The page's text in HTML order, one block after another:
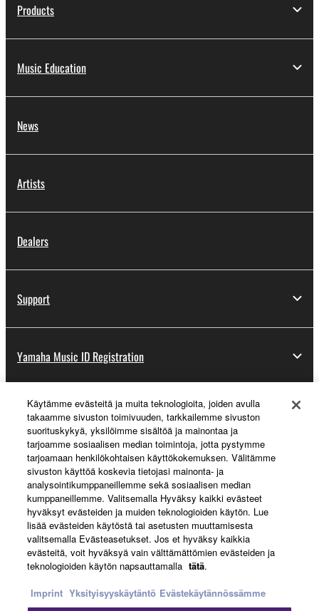
Products
Music Education
News
Artists
Dealers
Support
Yamaha Music ID Registration
About Yamaha
Suomi - English
Business
Käytämme evästeitä ja muita teknologioita, joiden avulla
takaamme sivuston toimivuuden, tarkkailemme sivuston
suorituskykyä, yksilöimme sisältöä ja mainontaa ja
tarjoamme sosiaalisen median toimintoja, jotta pystymme
tarjoamaan henkilökohtaisen käyttökokemuksen. Välitämme
sivuston käyttöä koskevia tietojasi mainonta- ja
analysointikumppaneillemme sekä sosiaalisen median
kumppaneillemme. Valitsemalla Hyväksy kaikki evästeet
hyväksyt evästeiden ja muiden teknologioiden käytön. Lue
lisää evästeiden käytöstä tai asetusten muuttamisesta
valitsemalla Evästeasetukset. Jos et hyväksy kaikkia
evästeitä, voit hyväksyä vain välttämättömien evästeiden ja
teknologioiden käytön napsauttamalla tätä.
Imprint Yksityisyyskäytäntö Evästekäytännössämme